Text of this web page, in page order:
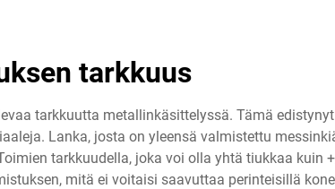
tarkkuus
tarkkuutta metallinkäsittelyssä. Tämä
Lanka, josta on yleensä valmistettu
tarkkuudella, joka voi olla yhtä tiukkaa kuin
mitä ei voitaisi saavuttaa perinteisillä